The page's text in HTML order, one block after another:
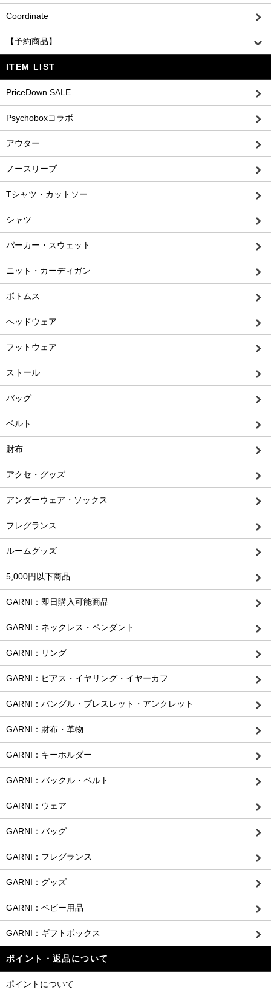
Coordinate
【予約商品】
ITEM LIST
PriceDown SALE
Psychoboxコラボ
アウター
ノースリーブ
Tシャツ・カットソー
シャツ
パーカー・スウェット
ニット・カーディガン
ボトムス
ヘッドウェア
フットウェア
ストール
バッグ
ベルト
財布
アクセ・グッズ
アンダーウェア・ソックス
フレグランス
ルームグッズ
5,000円以下商品
GARNI：即日購入可能商品
GARNI：ネックレス・ペンダント
GARNI：リング
GARNI：ピアス・イヤリング・イヤーカフ
GARNI：バングル・ブレスレット・アンクレット
GARNI：財布・革物
GARNI：キーホルダー
GARNI：バックル・ベルト
GARNI：ウェア
GARNI：バッグ
GARNI：フレグランス
GARNI：グッズ
GARNI：ベビー用品
GARNI：ギフトボックス
ポイント・返品について
ポイントについて